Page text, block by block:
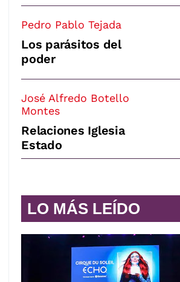
Pedro Pablo Tejada
Los parásitos del
poder
José Alfredo Botello
Montes
Relaciones Iglesia
Estado
LO MÁS LEÍDO